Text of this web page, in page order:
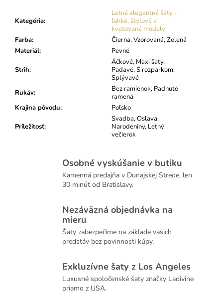
Kategória:
Letné elegantné šaty -
ľahké, štýlové a
kvetované modely
Farba:
Čierna, Vzorovaná, Zelená
Materiál: Pevné
Strih:
Áčkové, Maxi šaty,
Padavé, S rozparkom,
Splývavé
Rukáv:
Bez ramienok, Padnuté
ramená
Krajina pôvodu: Poľsko
Príležitosť:
Svadba, Oslava,
Narodeniny, Letný
večierok
Osobné vyskúšanie v butiku
Kamenná predajňa v Dunajskej Strede, len
30 minút od Bratislavy.
Nezáväzná objednávka na
mieru
Šaty zabezpečíme na základe vašich
predstáv bez povinnosti kúpy.
Exkluzívne šaty z Los Angeles
Luxusné spoločenské šaty značky Ladivine
priamo z USA.